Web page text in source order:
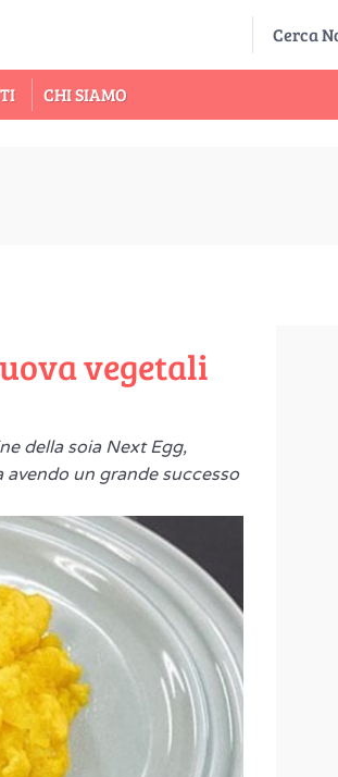
CHI SIAMO
vegetali
della soia Next Egg,
un grande successo